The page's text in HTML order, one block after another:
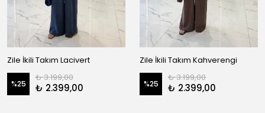
Zile İkili Takım Lacivert
%25
₺ 3.199,00
₺ 2.399,00
Zile İkili Takım Kahverengi
%25
₺ 3.199,00
₺ 2.399,00